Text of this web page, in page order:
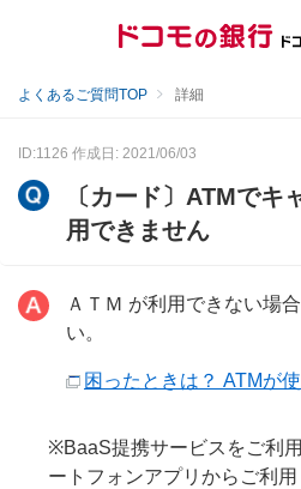
よくあるご質問TOP 詳細
ID:1126 作成日: 2021/06/03
〔カード〕ATMでキ
用できません
ＡＴＭ が利用できない場
い。
困ったときは？ ATMが
※BaaS提携サービスをご利
ートフォンアプリからご利用